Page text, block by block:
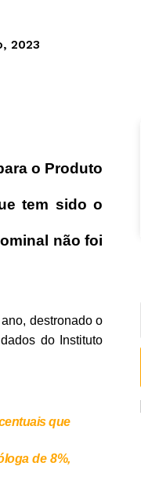
2023
o Produto
tem sido o
não foi
destronado o
do Instituto
que
de 8%,